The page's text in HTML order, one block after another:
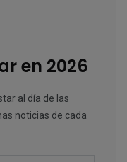
en 2026
al día de las
noticias de cada